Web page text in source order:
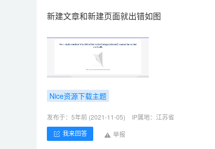
新建文章和新建页面就出错如图
Nice资源下载主题
发布于：5年前 (2021-11-05) IP属地：江苏省
我来回答 举报